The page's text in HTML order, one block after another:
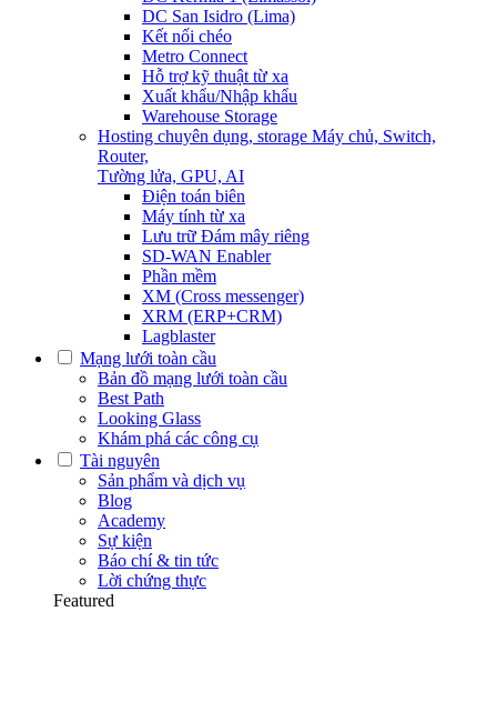
DC San Isidro (Lima)
Kết nối chéo
Metro Connect
Hỗ trợ kỹ thuật từ xa
Xuất khẩu/Nhập khẩu
Warehouse Storage
Hosting chuyên dụng, storage Máy chủ, Switch,
Router,
Tường lửa, GPU, AI
Điện toán biên
Máy tính từ xa
Lưu trữ Đám mây riêng
SD-WAN Enabler
Phần mềm
XM (Cross messenger)
XRM (ERP+CRM)
Lagblaster
Mạng lưới toàn cầu
Bản đồ mạng lưới toàn cầu
Best Path
Looking Glass
Khám phá các công cụ
Tài nguyên
Sản phẩm và dịch vụ
Blog
Academy
Sự kiện
Báo chí & tin tức
Lời chứng thực
Featured